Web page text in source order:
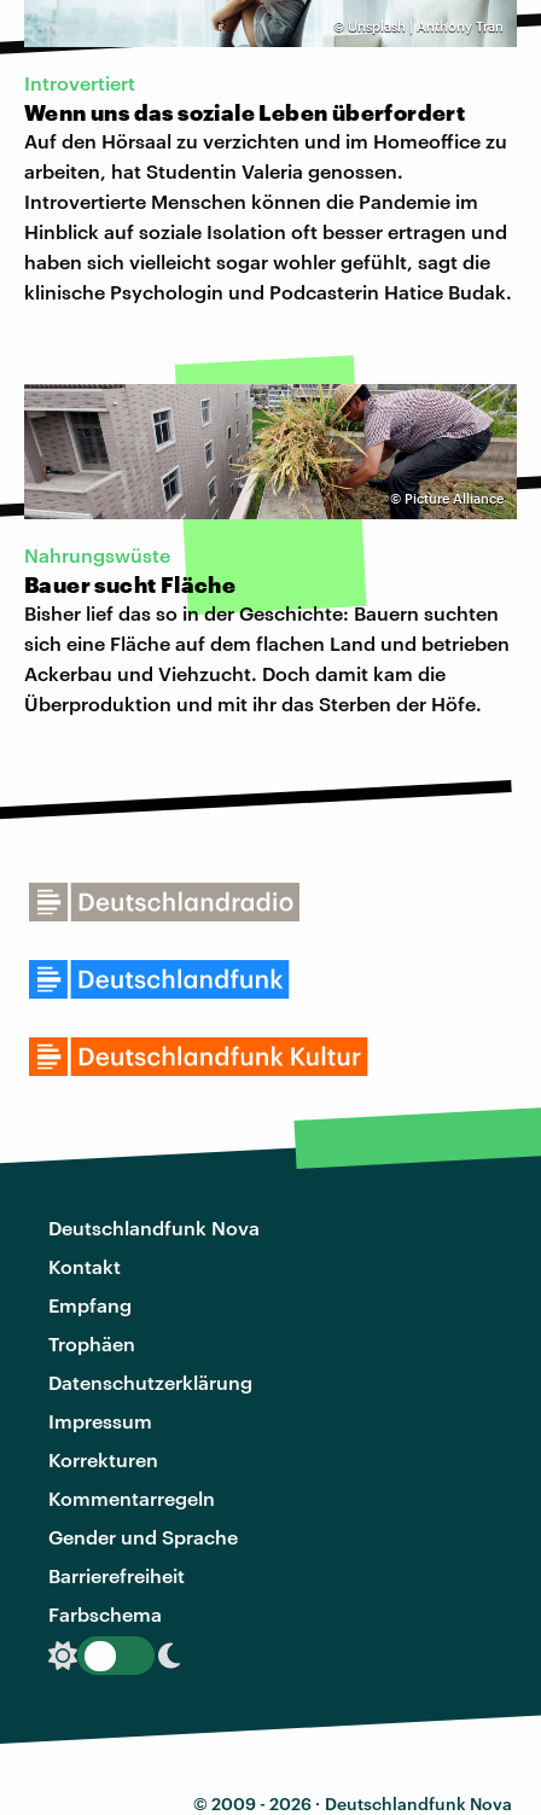
© Unsplash | Anthony Tran
Introvertiert
Wenn uns das soziale Leben überfordert
Auf den Hörsaal zu verzichten und im Homeoffice zu
arbeiten, hat Studentin Valeria genossen.
Introvertierte Menschen können die Pandemie im
Hinblick auf soziale Isolation oft besser ertragen und
haben sich vielleicht sogar wohler gefühlt, sagt die
klinische Psychologin und Podcasterin Hatice Budak.
© Picture Alliance
Nahrungswüste
Bauer sucht Fläche
Bisher lief das so in der Geschichte: Bauern suchten
sich eine Fläche auf dem flachen Land und betrieben
Ackerbau und Viehzucht. Doch damit kam die
Überproduktion und mit ihr das Sterben der Höfe.
Deutschlandfunk Nova
Kontakt
Empfang
Trophäen
Datenschutzerklärung
Impressum
Korrekturen
Kommentarregeln
Gender und Sprache
Barrierefreiheit
Farbschema
© 2009 - 2026 · Deutschlandfunk Nova